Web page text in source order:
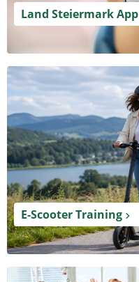
Land Steiermark App
E-Scooter Training